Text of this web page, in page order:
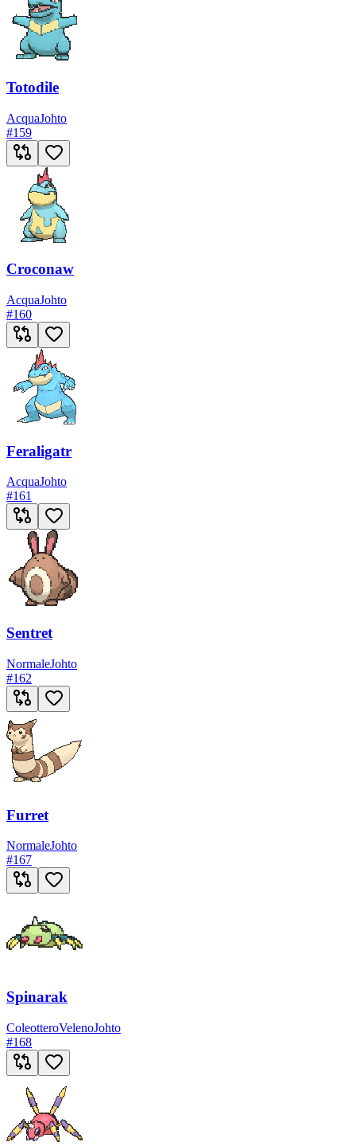
Totodile
AcquaJohto
#159
Croconaw
AcquaJohto
#160
Feraligatr
AcquaJohto
#161
Sentret
NormaleJohto
#162
Furret
NormaleJohto
#167
Spinarak
ColeotteroVelenoJohto
#168